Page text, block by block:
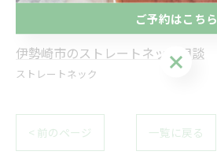
伊勢崎市のストレートネック相談
ストレートネック
< 前のページ 一覧に戻る
ご予約はこちら
ご予約はこちら